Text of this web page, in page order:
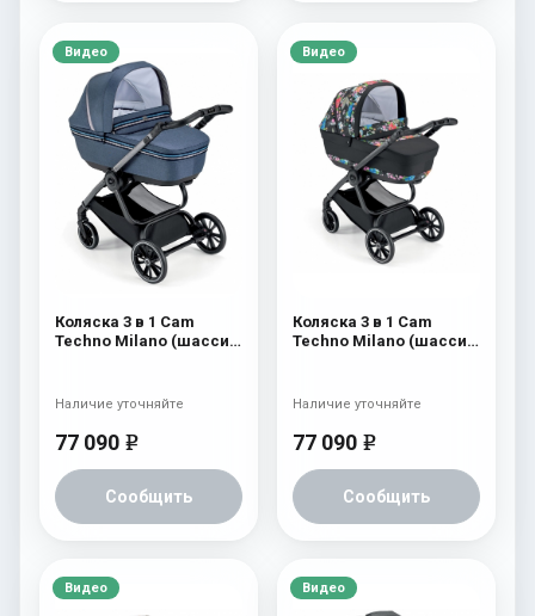
Видео
Коляска 3 в 1 Cam
Techno Milano (шасси
77 090 e
Сообщить
Наличие уточняйте
Видео
Коляска 3 в 1 Cam
Techno Milano (шасси
77 090 e
Сообщить
Наличие уточняйте
Видео Видео